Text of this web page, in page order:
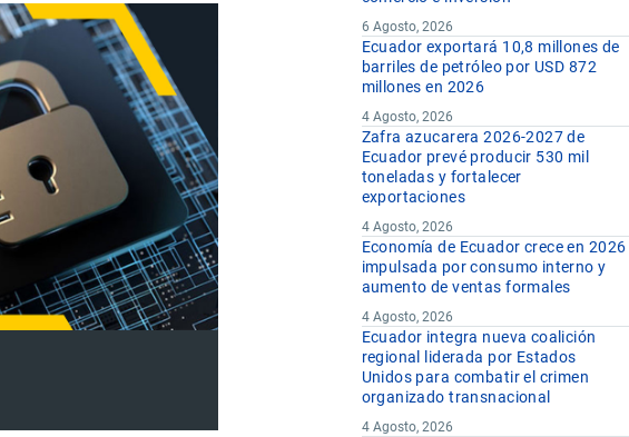
6 Agosto, 2026
Ecuador exportará 10,8 millones de
barriles de petróleo por USD 872
millones en 2026
4 Agosto, 2026
Zafra azucarera 2026-2027 de
Ecuador prevé producir 530 mil
toneladas y fortalecer
exportaciones
4 Agosto, 2026
Economía de Ecuador crece en 2026
impulsada por consumo interno y
aumento de ventas formales
4 Agosto, 2026
Ecuador integra nueva coalición
regional liderada por Estados
Unidos para combatir el crimen
organizado transnacional
4 Agosto, 2026